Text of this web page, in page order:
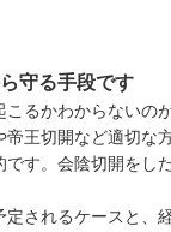
守る手段です
るかわからないの
王切開など適切な
す。会陰切開をし
されるケースと、